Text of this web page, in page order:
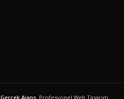
Gerçek Ajans. Profesyonel Web Tasarım